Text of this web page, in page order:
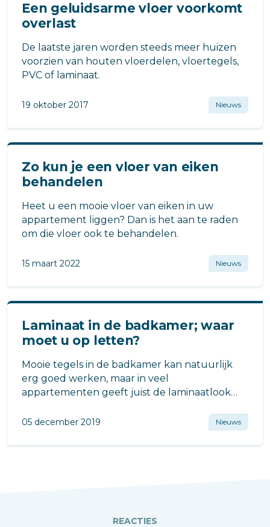
Een geluidsarme vloer voorkomt
overlast
De laatste jaren worden steeds meer huizen
voorzien van houten vloerdelen, vloertegels,
PVC of laminaat.
19 oktober 2017 Nieuws
Zo kun je een vloer van eiken
behandelen
Heet u een mooie vloer van eiken in uw
appartement liggen? Dan is het aan te raden
om die vloer ook te behandelen.
15 maart 2022 Nieuws
Laminaat in de badkamer; waar
moet u op letten?
Mooie tegels in de badkamer kan natuurlijk
erg goed werken, maar in veel
appartementen geeft juist de laminaatlook
en luxe.
05 december 2019 Nieuws
REACTIES